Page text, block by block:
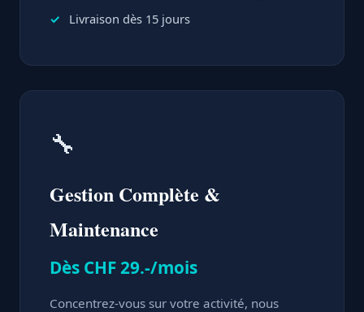
Livraison dès 15 jours
🔧
Gestion Complète &
Maintenance
Dès CHF 29.-/mois
Concentrez-vous sur votre activité, nous